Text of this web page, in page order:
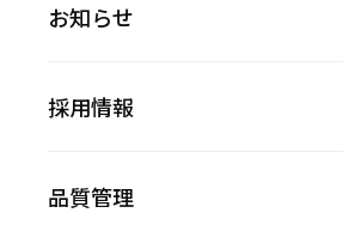
お知らせ
採用情報
品質管理